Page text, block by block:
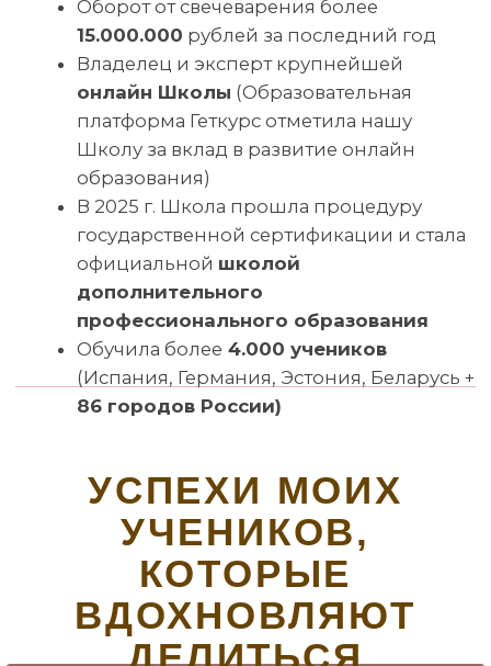
ИП Журавская Кристина Юрьевна
ОГРНИП 322774600015151
ИНН 772613512654
Политика конфидациальности
Согласие на получение рекламной рассылки и
Правила отказа от услуги
Согласие на публикацию отзывов
Договор публичной оферты
ВКонтакте
Согласие на обработку персональных данных
все права защищены, 2026
Сведения об образовательной организации
Связаться с нами через e-mail
Телефон: +7 996 105 62 46
Telegram
Pinterest